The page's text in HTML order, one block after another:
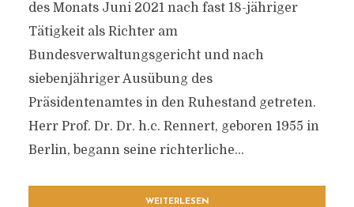
des Monats Juni 2021 nach fast 18-jähriger
Tätigkeit als Richter am
Bundesverwaltungsgericht und nach
siebenjähriger Ausübung des
Präsidentenamtes in den Ruhestand getreten.
Herr Prof. Dr. Dr. h.c. Rennert, geboren 1955 in
Berlin, begann seine richterliche...
WEITERLESEN